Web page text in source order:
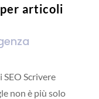
articoli
Scrivere
non è più solo